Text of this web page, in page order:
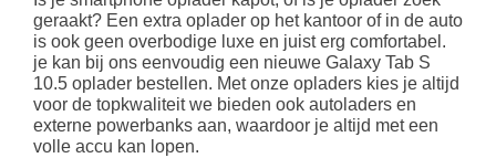
geraakt? Een extra oplader op het kantoor of in de auto
is ook geen overbodige luxe en juist erg comfortabel.
je kan bij ons eenvoudig een nieuwe Galaxy Tab S
10.5 oplader bestellen. Met onze opladers kies je altijd
voor de topkwaliteit we bieden ook autoladers en
externe powerbanks aan, waardoor je altijd met een
volle accu kan lopen.